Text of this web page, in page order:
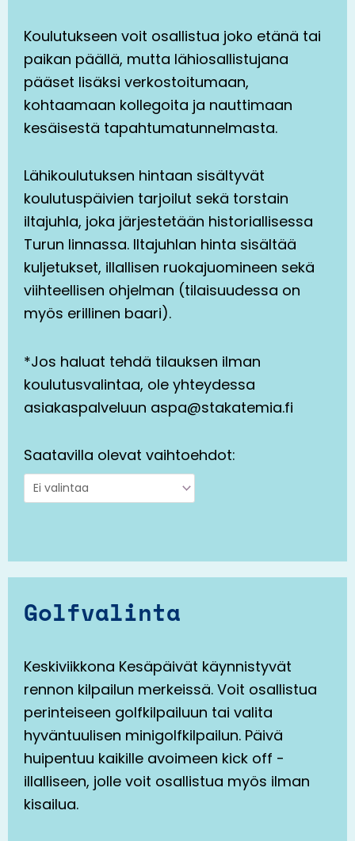
Koulutukseen voit osallistua joko etänä tai
paikan päällä, mutta lähiosallistujana
pääset lisäksi verkostoitumaan,
kohtaamaan kollegoita ja nauttimaan
kesäisestä tapahtumatunnelmasta.
Lähikoulutuksen hintaan sisältyvät
koulutuspäivien tarjoilut sekä torstain
iltajuhla, joka järjestetään historiallisessa
Turun linnassa. Iltajuhlan hinta sisältää
kuljetukset, illallisen ruokajuomineen sekä
viihteellisen ohjelman (tilaisuudessa on
myös erillinen baari).
*Jos haluat tehdä tilauksen ilman
koulutusvalintaa, ole yhteydessa
asiakaspalveluun aspa@stakatemia.fi
Saatavilla olevat vaihtoehdot:
Golfvalinta
Keskiviikkona Kesäpäivät käynnistyvät
rennon kilpailun merkeissä. Voit osallistua
perinteiseen golfkilpailuun tai valita
hyväntuulisen minigolfkilpailun. Päivä
huipentuu kaikille avoimeen kick off -
illalliseen, jolle voit osallistua myös ilman
kisailua.